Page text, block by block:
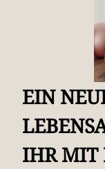
EIN
IHR MIT